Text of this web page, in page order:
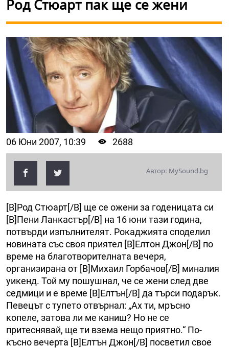
Род Стюарт пак ще се жени
06 Юни 2007, 10:39 2688
Автор: MySound.bg
[B]Род Стюарт[/B] ще се ожени за годеницата си
[B]Пени Ланкастър[/B] на 16 юни тази година,
потвърди изпълнителят. Рокаджията споделил
новината със своя приятел [B]Елтон Джон[/B] по
време на благотворителната вечеря,
организирана от [B]Михаил Горбачов[/B] миналия
уикенд. Той му пошушнал, че се жени след две
седмици и е време [B]Елтън[/B] да търси подарък.
Певецът с тупето отвърнал: „Ах ти, мръсно
копеле, затова ли ме каниш? Но не се
притеснявай, ще ти взема нещо приятно.“ По-
късно вечерта [B]Елтън Джон[/B] посветил свое